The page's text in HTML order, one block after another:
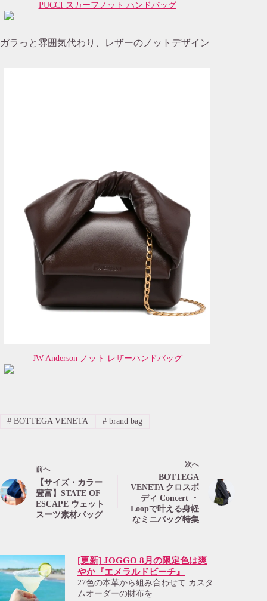
PUCCI スカーフノット ハンドバッグ
ガラっと雰囲気代わり、レザーのノットデザイン
JW Anderson ノット レザーハンドバッグ
#BOTTEGA VENETA #brand bag
前へ
【サイズ・カラー
豊富】STATE OF
ESCAPE ウェット
スーツ素材バッグ
次へ
BOTTEGA
VENETA クロスボ
ディ Concert ・
Loopで叶える身軽
なミニバッグ特集
[更新] JOGGO 8月の限定色は爽
やか『エメラルドビーチ』
27色の本革から組み合わせて カスタ
ムオーダーの財布を